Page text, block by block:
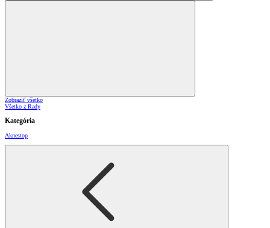
Zobraziť všetko
Všetko z Rady
Kategória
Aknestop